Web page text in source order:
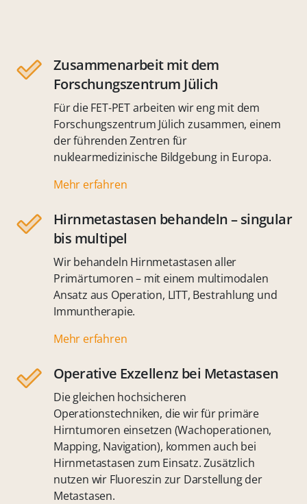
Zusammenarbeit mit dem
Forschungszentrum Jülich
Für die FET-PET arbeiten wir eng mit dem
Forschungszentrum Jülich zusammen, einem
der führenden Zentren für
nuklearmedizinische Bildgebung in Europa.
Mehr erfahren
Hirnmetastasen behandeln – singular
bis multipel
Wir behandeln Hirnmetastasen aller
Primärtumoren – mit einem multimodalen
Ansatz aus Operation, LITT, Bestrahlung und
Immuntherapie.
Mehr erfahren
Operative Exzellenz bei Metastasen
Die gleichen hochsicheren
Operationstechniken, die wir für primäre
Hirntumoren einsetzen (Wachoperationen,
Mapping, Navigation), kommen auch bei
Hirnmetastasen zum Einsatz. Zusätzlich
nutzen wir Fluoreszin zur Darstellung der
Metastasen.